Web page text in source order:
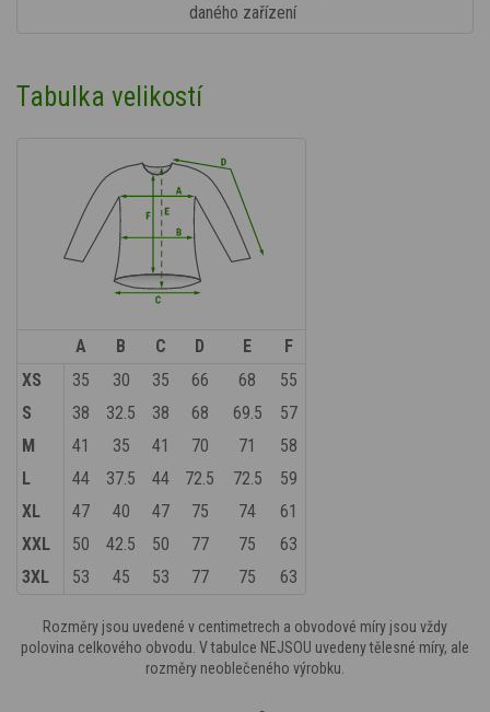
daného zařízení
Tabulka velikostí
A B C D E
F
XS
35 30 35 66 68
55
S
38 32.5 38 68 69.5
57
M
41 35 41 70 71
58
L
44 37.5 44 72.5 72.5
59
XL
47 40 47 75 74
61
XXL
50 42.5 50 77 75
63
3XL
53 45 53 77 75 63
Rozměry jsou uvedené v centimetrech a obvodové míry jsou vždy
polovina celkového obvodu. V tabulce NEJSOU uvedeny tělesné míry, ale
rozměry neoblečeného výrobku.